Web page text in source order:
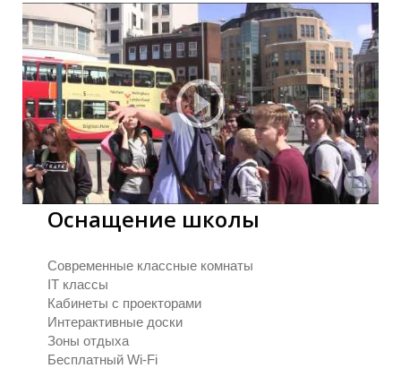
Е
Оснащение школы
Современные классные комнаты
IT классы
Кабинеты с проекторами
Интерактивные доски
Зоны отдыха
Бесплатный Wi-Fi
Е